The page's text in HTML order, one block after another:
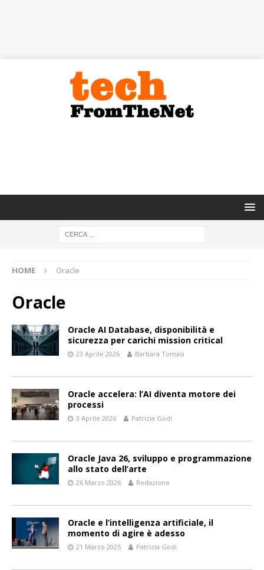
HOME Oracle
Oracle
Oracle AI Database, disponibilità e
sicurezza per carichi mission critical
23 Aprile 2026 Barbara Tomasi
Oracle accelera: l’AI diventa motore dei
processi
3 Aprile 2026 Patrizia Godi
Oracle Java 26, sviluppo e programmazione
allo stato dell’arte
26 Marzo 2026 Redazione
Oracle e l’intelligenza artificiale, il
momento di agire è adesso
21 Marzo 2025 Patrizia Godi